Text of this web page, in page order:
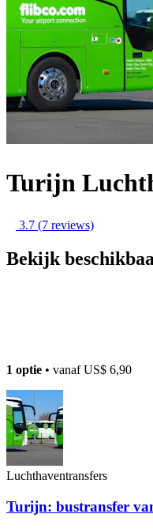
Turijn
3.7 (7 reviews)
Bekijk
1 optie • vanafUS$ 6,90
Luchthaventransfers
Turijn: bustransfer